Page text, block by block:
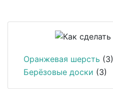
Оранжевая шерсть (3)
Берёзовые доски (3)